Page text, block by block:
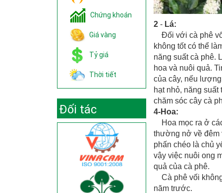
Chứng khoán
Giá vàng
Tỷ giá
Thời tiết
Đối tác
2 - Lá:
Đối với cà phê
không tốt có thể
năng suất cà phê.
hoa và nuôi quả.
của cây, nếu
hạt nhỏ, năng
chăm sóc cây cà
4-Hoa:
Hoa mọc ra ở
thường nở về đêm
phấn chéo là chủ
vậy việc nuôi ong
quả của cà phê.
Cà phê vối
năm trước.